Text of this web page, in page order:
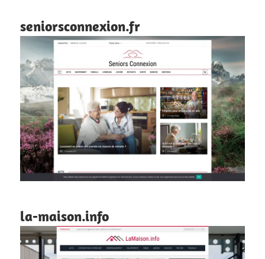
seniorsconnexion.fr
la-maison.info